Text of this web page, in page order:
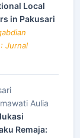
Local
in Pakusari
Jurnal
Aulia
Remaja: